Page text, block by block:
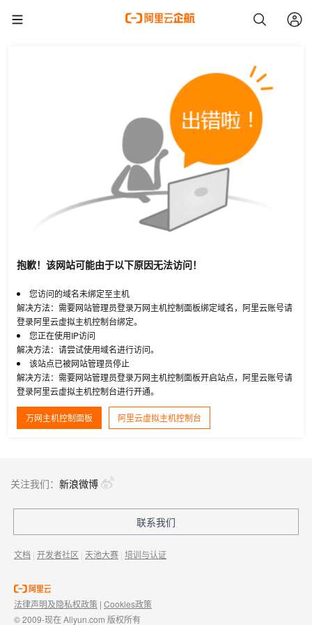
抱歉！该网站可能由于以下原因无法访问！
您访问的域名未绑定至主机
解决方法：需要网站管理员登录万网主机控制面板绑定域名，阿里云账号请
登录阿里云虚拟主机控制台绑定。
您正在使用IP访问
解决方法：请尝试使用域名进行访问。
该站点已被网站管理员停止
解决方法：需要网站管理员登录万网主机控制面板开启站点，阿里云账号请
登录阿里云虚拟主机控制台进行开通。
万网主机控制面板 阿里云虚拟主机控制台